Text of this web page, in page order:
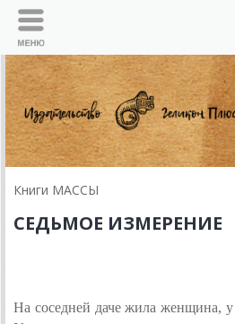
Книги МАССЫ
СЕДЬМОЕ ИЗМЕРЕНИЕ
На соседней даче жила женщина,